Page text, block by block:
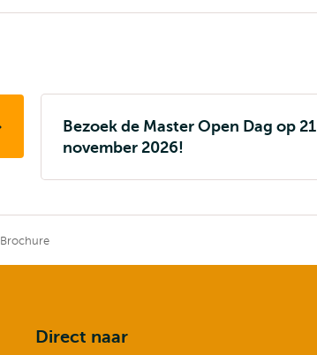
Bezoek de Master Open Dag op 21
november 2026!
Brochure
Direct naar